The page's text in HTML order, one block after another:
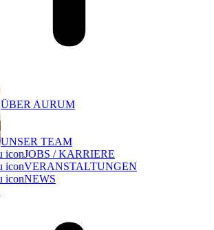
ÜBER AURUM
UNSER TEAM
JOBS / KARRIERE
VERANSTALTUNGEN
NEWS